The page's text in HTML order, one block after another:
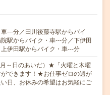
---分／田川後藤寺駅からバイ
駅からバイク・車---分／下伊田
伊田駅からバイク・車---分
～日のあいだ）★「火曜と木曜
できます！★お仕事ゼロの週が
日、お休みの希望はお気軽にご